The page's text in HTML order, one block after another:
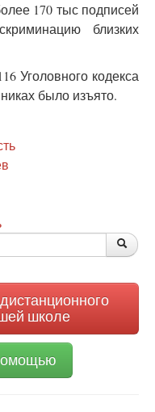
170 тыс подписей
близких
Уголовного кодекса
было изъято.
школе